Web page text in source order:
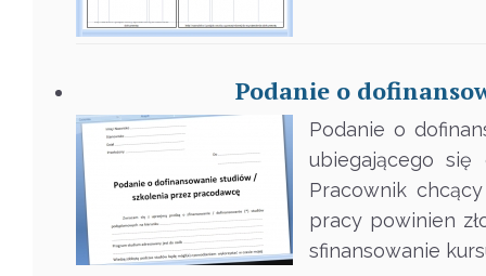
Podanie o
Podanie o
ubiegającego się
Pracownik
pracy powinien
sfinansowanie